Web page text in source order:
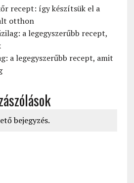
recept: így készítsük el a
otthon
a legegyszerűbb recept,
a legegyszerűbb recept, amit
bejegyzés.